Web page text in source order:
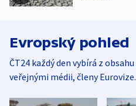
Evropský pohled
ČT24 každý den vybírá z
veřejnými médii, členy Eurovize.